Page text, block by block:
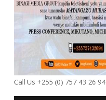
Call Us +255 (0) 757 43 26 94